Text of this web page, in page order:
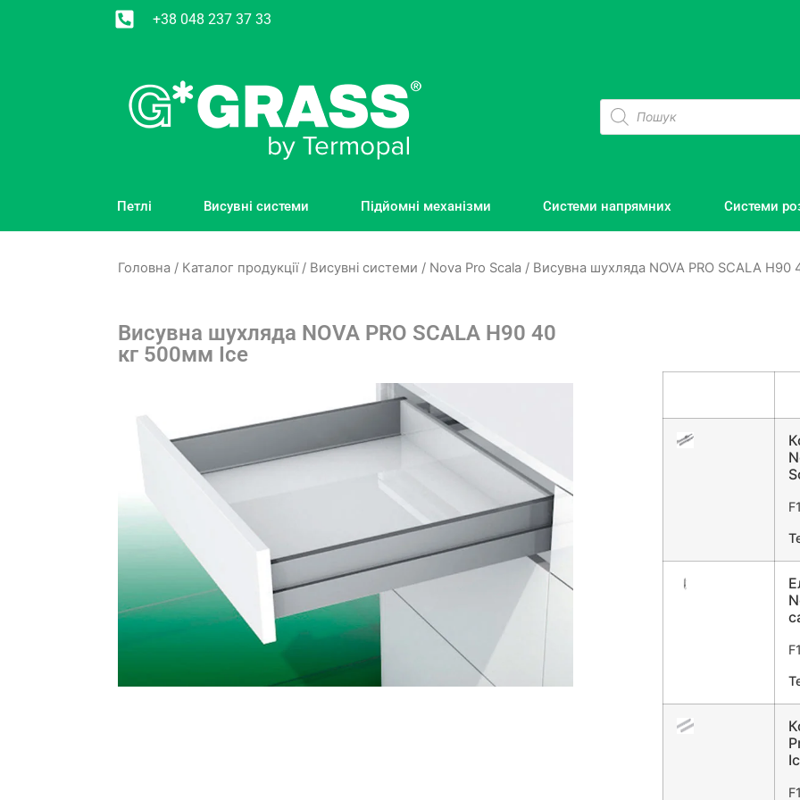
+38 048 237 37 33
Петлі Висувні системи Підйомні механізми Системи напрямних Системи
Головна / Каталог продукції/ Висувні системи / Nova Pro Scala / Висувна шухляда NOVA PRO SCALA
Висувна шухляда NOVA PRO SCALA H90 40
кг 500мм Ice